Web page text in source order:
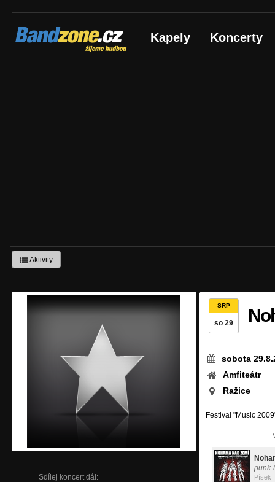
Bandzone.cz
žijeme hudbou Kapely Koncerty
Aktivity
Sdílej koncert dál:
SRP
so 29
sobota
Amfiteátr
Ražice
Festival "Music
punk-
Písek